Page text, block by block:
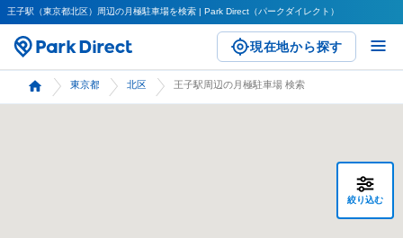
王子駅（東京都北区）周辺の月極駐車場を検索 | Park Direct（パークダイレクト）
現在地から探す
東京都 北区 王子駅周辺の月極駐車場 検索
絞り込む